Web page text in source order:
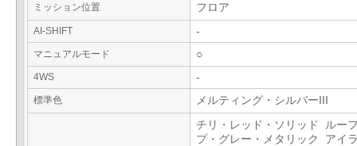
ミッション位置 フロア
AI-SHIFT -
マニュアルモード ○
4WS -
標準色 メルティング・シルバーIII
チリ・レッド・ソリッド ルー
プ・グレー・メタリック アイ